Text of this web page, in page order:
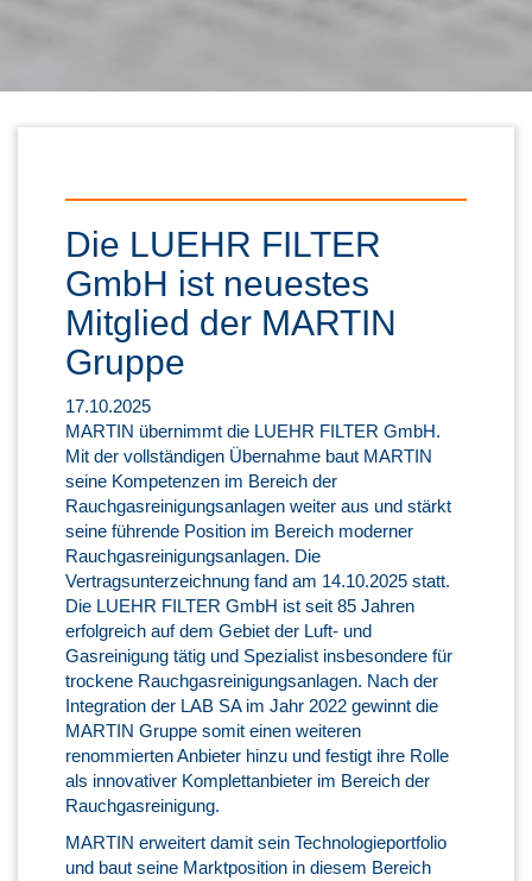
Die LUEHR FILTER
GmbH ist neuestes
Mitglied der MARTIN
Gruppe
17.10.2025
MARTIN übernimmt die LUEHR FILTER GmbH.
Mit der vollständigen Übernahme baut MARTIN
seine Kompetenzen im Bereich der
Rauchgasreinigungsanlagen weiter aus und stärkt
seine führende Position im Bereich moderner
Rauchgasreinigungsanlagen. Die
Vertragsunterzeichnung fand am 14.10.2025 statt.
Die LUEHR FILTER GmbH ist seit 85 Jahren
erfolgreich auf dem Gebiet der Luft- und
Gasreinigung tätig und Spezialist insbesondere für
trockene Rauchgasreinigungsanlagen. Nach der
Integration der LAB SA im Jahr 2022 gewinnt die
MARTIN Gruppe somit einen weiteren
renommierten Anbieter hinzu und festigt ihre Rolle
als innovativer Komplettanbieter im Bereich der
Rauchgasreinigung.
MARTIN erweitert damit sein Technologieportfolio
und baut seine Marktposition in diesem Bereich